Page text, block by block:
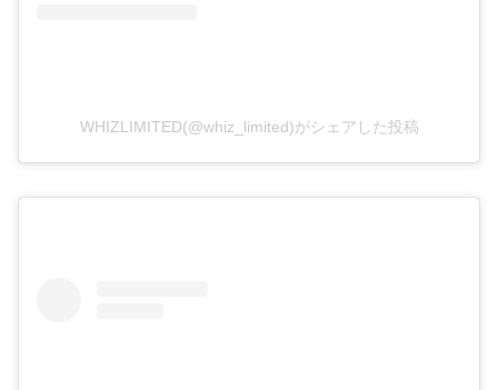
WHIZLIMITED(@whiz_limited)がシェアした投稿